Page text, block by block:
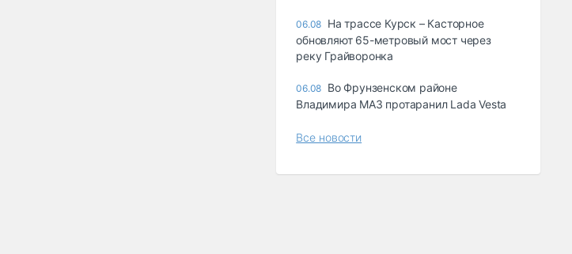
06.08 На трассе Курск – Касторное
обновляют 65-метровый мост через
реку Грайворонка
06.08 Во Фрунзенском районе
Владимира МАЗ протаранил Lada Vesta
Все новости